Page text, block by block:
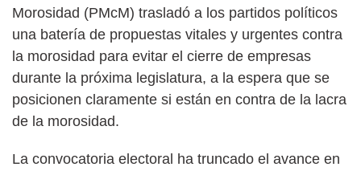
Morosidad (PMcM) trasladó a los partidos políticos
una batería de propuestas vitales y urgentes contra
la morosidad para evitar el cierre de empresas
durante la próxima legislatura, a la espera que se
posicionen claramente si están en contra de la lacra
de la morosidad.
La convocatoria electoral ha truncado el avance en